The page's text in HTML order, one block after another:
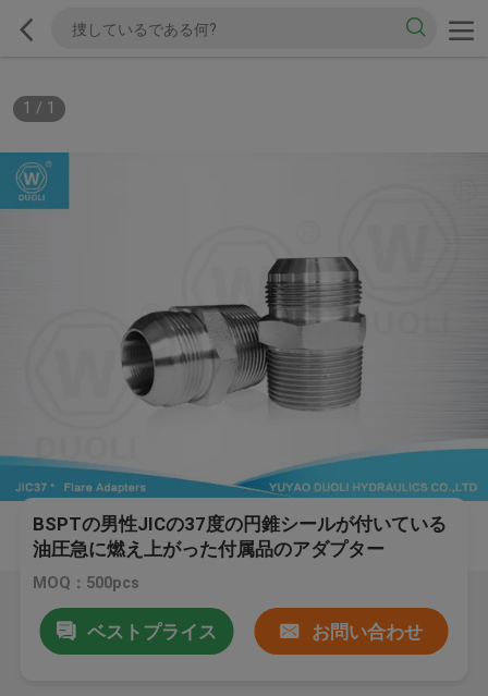
1 / 1
BSPTの男性JICの37度の円錐シールが付いている
油圧急に燃え上がった付属品のアダプター
MOQ：500pcs
ベストプライス お問い合わせ